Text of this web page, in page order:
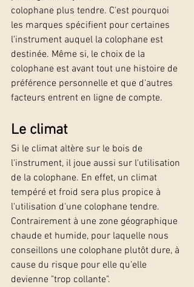
colophane plus tendre. C'est pourquoi
les marques spécifient pour certaines
l'instrument auquel la colophane est
destinée. Même si, le choix de la
colophane est avant tout une histoire de
préférence personnelle et que d'autres
facteurs entrent en ligne de compte.
Le climat
Si le climat altère sur le bois de
l'instrument, il joue aussi sur l'utilisation
de la colophane. En effet, un climat
tempéré et froid sera plus propice à
l'utilisation d'une colophane tendre.
Contrairement à une zone géographique
chaude et humide, pour laquelle nous
conseillons une colophane plutôt dure, à
cause du risque pour elle qu'elle
devienne "trop collante".